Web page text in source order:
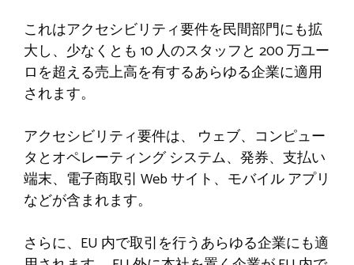
これはアクセシビリティ要件を民間部門にも拡
大し、少なくとも 10 人のスタッフと 200 万ユー
ロを超える売上高を有するあらゆる企業に適用
されます。
アクセシビリティ要件は、 ウェブ、コンピュー
タとオペレーティング システム、発券、支払い
端末、電子商取引 Web サイト、モバイル アプリ
などが含まれます。
さらに、EU 内で取引を行うあらゆる企業にも適